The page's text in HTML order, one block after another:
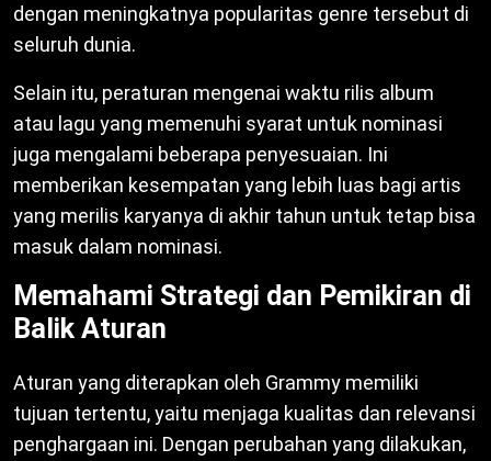
dengan meningkatnya popularitas genre tersebut di
seluruh dunia.
Selain itu, peraturan mengenai waktu rilis album
atau lagu yang memenuhi syarat untuk nominasi
juga mengalami beberapa penyesuaian. Ini
memberikan kesempatan yang lebih luas bagi artis
yang merilis karyanya di akhir tahun untuk tetap bisa
masuk dalam nominasi.
Memahami Strategi dan Pemikiran di
Balik Aturan
Aturan yang diterapkan oleh Grammy memiliki
tujuan tertentu, yaitu menjaga kualitas dan relevansi
penghargaan ini. Dengan perubahan yang dilakukan,